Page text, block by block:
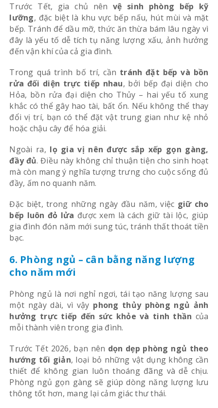
Trước Tết, gia chủ nênvệ sinh phòng bếp kỹ
lưỡng, đặc biệt là khu vực bếp nấu, hút mùi và mặt
bếp. Tránh để dầu mỡ, thức ăn thừa bám lâu ngày vì
đây là yếu tố dễ tích tụ năng lượng xấu, ảnh hưởng
đến vận khí của cả gia đình.
Trong quá trình bố trí, cần tránh đặt bếp và bồn
rửa đối diện trực tiếp nhau, bởi bếp đại diện cho
Hỏa, bồn rửa đại diện cho Thủy – hai yếu tố xung
khắc có thể gây hao tài, bất ổn. Nếu không thể thay
đổi vị trí, bạn có thể đặt vật trung gian như kệ nhỏ
hoặc chậu cây để hóa giải.
Ngoài ra, lọ gia vị nên được sắp xếp gọn gàng,
đầy đủ. Điều này không chỉ thuận tiện cho sinh hoạt
mà còn mang ý nghĩa tượng trưng cho cuộc sống đủ
đầy, ấm no quanh năm.
Đặc biệt, trong những ngày đầu năm, việc giữ cho
bếp luôn đỏ lửa được xem là cách giữ tài lộc, giúp
gia đình đón năm mới sung túc, tránh thất thoát tiền
bạc.
6. Phòng ngủ – cân bằng năng lượng
cho năm mới
Phòng ngủ là nơi nghỉ ngơi, tái tạo năng lượng sau
một ngày dài, vì vậy phong thủy phòng ngủ ảnh
hưởng trực tiếp đến sức khỏe và tinh thần của
mỗi thành viên trong gia đình.
Trước Tết 2026, bạn nên dọn dẹp phòng ngủ theo
hướng tối giản, loại bỏ những vật dụng không cần
thiết để không gian luôn thoáng đãng và dễ chịu.
Phòng ngủ gọn gàng sẽ giúp dòng năng lượng lưu
thông tốt hơn, mang lại cảm giác thư thái.